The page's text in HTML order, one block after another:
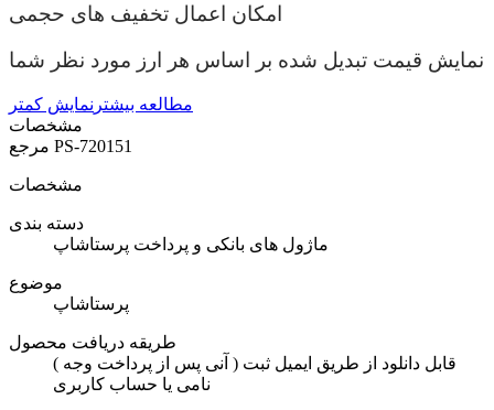
امکان اعمال تخفیف های حجمی
نمایش قیمت تبدیل شده بر اساس هر ارز مورد نظر شما
مطالعه بیشتر نمایش کمتر
مشخصات
PS-720151
مشخصات
دسته بندی
ماژول های بانکی و پرداخت پرستاشاپ
موضوع
پرستاشاپ
طریقه دریافت محصول
( آنی پس از پرداخت وجه ) قابل دانلود از طریق ایمیل ثبت
نامی یا حساب کاربری